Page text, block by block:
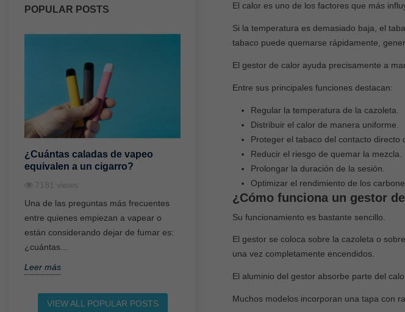
POPULAR POSTS
¿Cuántas caladas de vapeo
equivalen a un cigarro?
7181 views
Una de las preguntas más frecuentes
entre quienes empiezan a vapear o
están considerando dejar de fumar es:
¿cuántas...
Leer más
¿A qué edad se puede fumar
vapear sin nicotina?
views
El vapeo se ha convertido en una
tendencia muy popular entre jóvenes y
embargo, una...
la
3227
En los
nicotina
VIEW ALL POPULAR POSTS
El calor es uno de los factores que más
Si la temperatura es demasiado baja, el
tabaco puede quemarse rápidamente,
El gestor de calor ayuda precisamente a
Entre sus principales funciones destacan:
Regular la temperatura de la cazoleta.
Distribuir el calor de manera uniforme.
Proteger el tabaco del contacto directo
Reducir el riesgo de quemar la mezcla.
Prolongar la duración de la sesión.
Optimizar el rendimiento de los
¿Cómo funciona un gestor
Su funcionamiento es bastante sencillo.
El gestor se coloca sobre la cazoleta o
una vez completamente encendidos.
El aluminio del gestor absorbe parte del
Muchos modelos incorporan una tapa con